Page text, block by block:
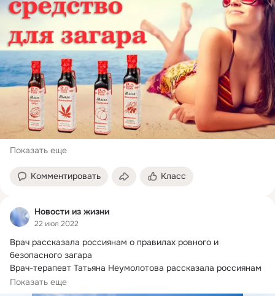
Показать еще
Комментировать Класс
Новости из жизни
22 июл 2022
Врач рассказала россиянам о правилах ровного и
безопасного загара
Врач-терапевт Татьяна Неумолотова рассказала россиянам
о правилах...
Показать еще